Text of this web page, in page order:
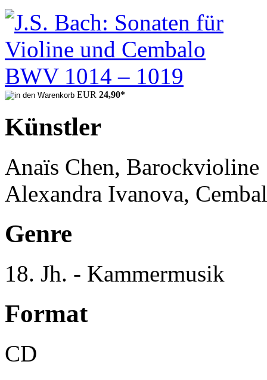
EUR 24,90*
Künstler
Anaïs Chen, Barockvioline
Alexandra Ivanova,
Genre
18. Jh. - Kammermusik
Format
CD